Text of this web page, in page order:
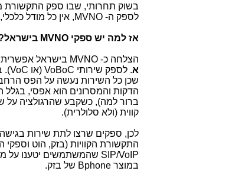
בשוק תחרותי, שבו ספק התקשורת
לספק ה-MVNO, אין כל מודל
אז למה יש ספקיMVNO
הצלחה כ-MVNO בישראל
א. לספק שירותי VoBoC (או VoC
).
שכן כל השירות נעשה על הפס
הדקות והמסרונים הוא אפסי, בגלל
ברור למה), כשקבע שהרגולציה על
קווית (ולא סלולרית).
לכן, ספקים שרצו לתת שירות
התקשורת הקוויות (בזק, הוט וספקי
SIP/VoIP שהמשתמשים יטענו על
במוצרBphone של בזק.